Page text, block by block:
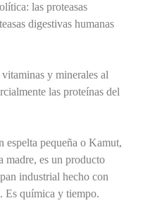
las proteasas
digestivas humanas
vitaminas y minerales al
las proteínas del
espelta pequeña o Kamut,
madre, es un producto
industrial hecho con
Es química y tiempo.